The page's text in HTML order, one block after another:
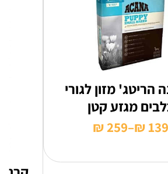
הריטג' מזון לגורי
מגזע קטן
₪ 139
–
₪259
טווח